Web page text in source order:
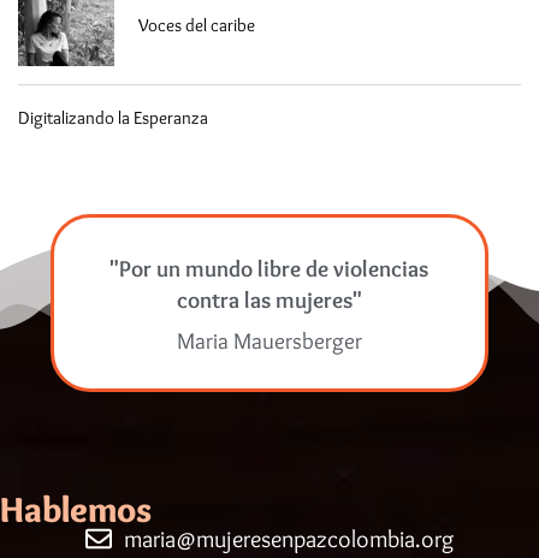
Voces del caribe
Digitalizando la Esperanza
"Por un mundo libre de violencias
contra las mujeres"
Maria Mauersberger
Hablemos
maria@mujeresenpazcolombia.org